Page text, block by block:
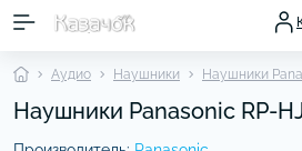
Аудио Наушники Наушники
Наушники Panasonic RP-